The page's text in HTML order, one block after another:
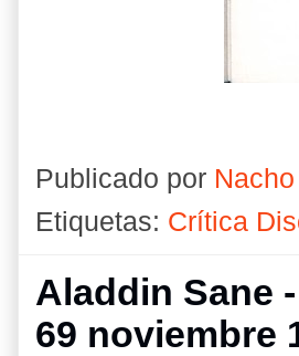
Publicado por Nacho
Etiquetas: Crítica
Aladdin Sane
69 noviembre